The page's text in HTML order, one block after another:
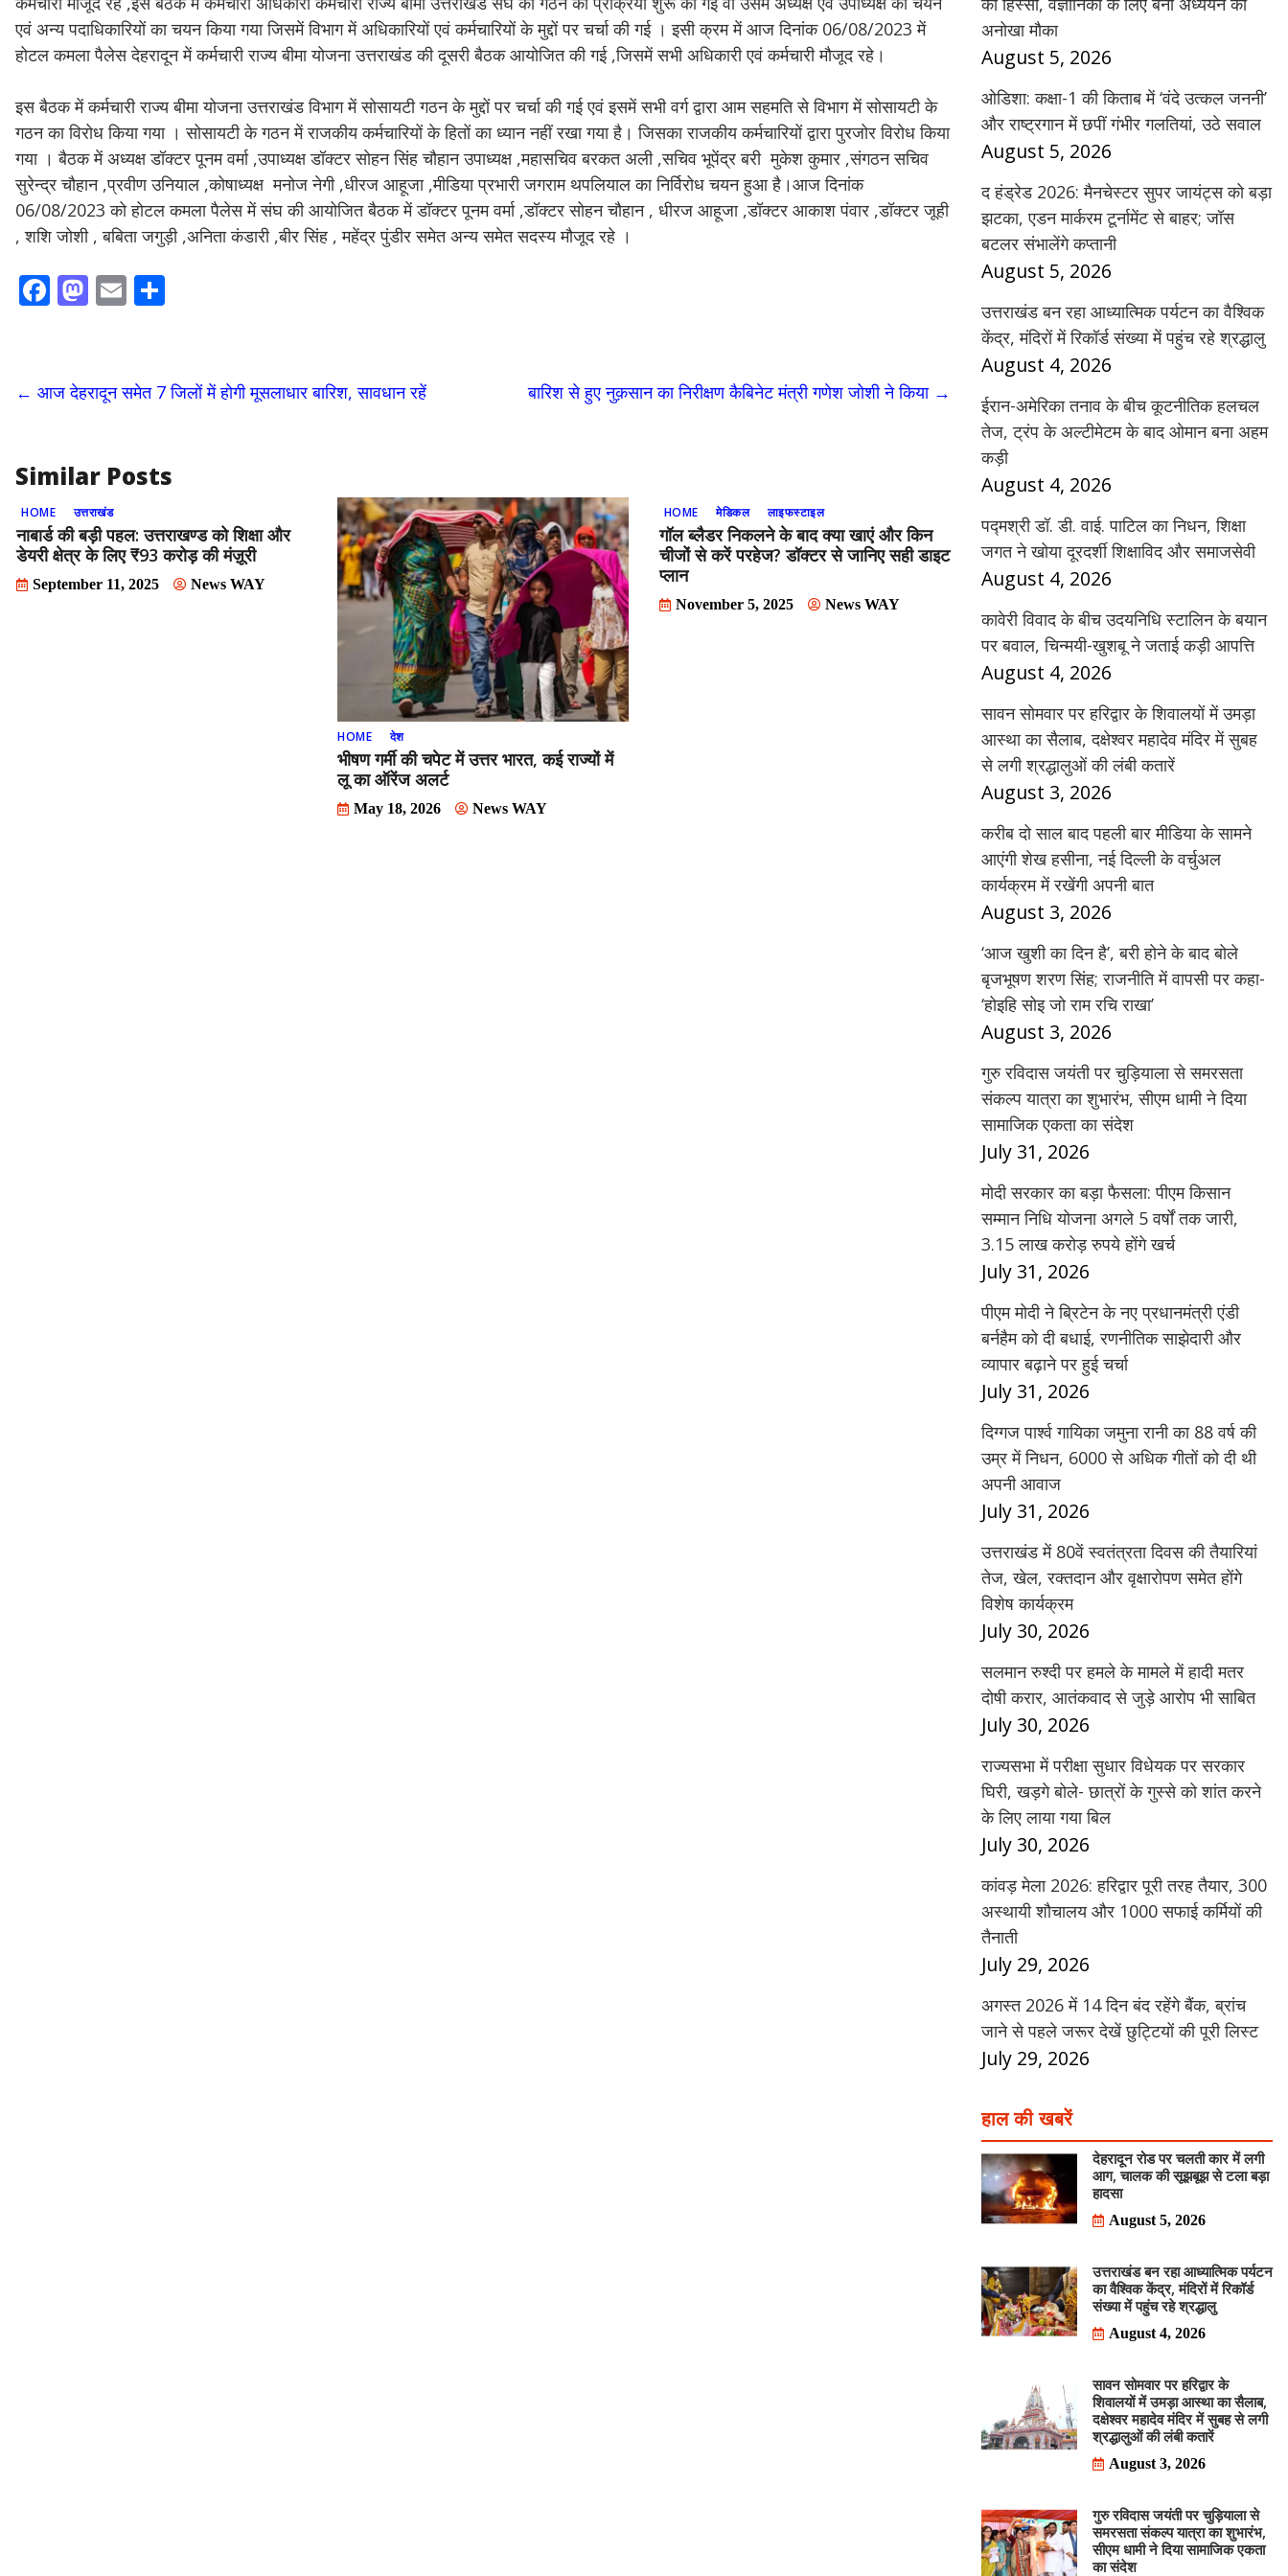
एवं अन्य पदाधिकारियों का चयन किया गया जिसमें विभाग में अधिकारियों एवं कर्मचारियों के मुद्दों पर चर्चा की गई । इसी क्रम में आज दिनांक 06/08/2023 में
होटल कमला पैलेस देहरादून में कर्मचारी राज्य बीमा योजना उत्तराखंड की दूसरी बैठक आयोजित की गई ,जिसमें सभी अधिकारी एवं कर्मचारी मौजूद रहे।
इस बैठक में कर्मचारी राज्य बीमा योजना उत्तराखंड विभाग में सोसायटी गठन के मुद्दों पर चर्चा की गई एवं इसमें सभी वर्ग द्वारा आम सहमति से विभाग में सोसायटी के
गठन का विरोध किया गया । सोसायटी के गठन में राजकीय कर्मचारियों के हितों का ध्यान नहीं रखा गया है। जिसका राजकीय कर्मचारियों द्वारा पुरजोर विरोध किया
गया । बैठक में अध्यक्ष डॉक्टर पूनम वर्मा ,उपाध्यक्ष डॉक्टर सोहन सिंह चौहान उपाध्यक्ष ,महासचिव बरकत अली ,सचिव भूपेंद्र बरी मुकेश कुमार ,संगठन सचिव
सुरेन्द्र चौहान ,प्रवीण उनियाल ,कोषाध्यक्ष मनोज नेगी ,धीरज आहूजा ,मीडिया प्रभारी जगराम थपलियाल का निर्विरोध चयन हुआ है।आज दिनांक
06/08/2023 को होटल कमला पैलेस में संघ की आयोजित बैठक में डॉक्टर पूनम वर्मा ,डॉक्टर सोहन चौहान , धीरज आहूजा ,डॉक्टर आकाश पंवार ,डॉक्टर जूही
, शशि जोशी , बबिता जगुड़ी ,अनिता कंडारी ,बीर सिंह , महेंद्र पुंडीर समेत अन्य समेत सदस्य मौजूद रहे ।
F
b
o
k
M
d
o
E
l e
← आज देहरादून समेत 7 जिलों में होगी मूसलाधार बारिश, सावधान रहें बारिश से हुए नुक़सान का निरीक्षण कैबिनेट मंत्री गणेश जोशी ने किया →
Similar Posts
HOME उत्तराखंड
नाबार्ड की बड़ी पहल: उत्तराखण्ड को शिक्षा और
डेयरी क्षेत्र के लिए ₹93 करोड़ की मंज़ूरी
September 11, 2025 News WAY
HOME देश
भीषण गर्मी की चपेट में उत्तर भारत, कई राज्यों में
लू का ऑरेंज अलर्ट
May 18, 2026 News WAY
HOME मेडिकल लाइफस्टाइल
गॉल ब्लैडर निकलने के बाद क्या खाएं और किन
चीजों से करें परहेज? डॉक्टर से जानिए सही डाइट
प्लान
November 5, 2025 News WAY
अनोखा मौका
August 5, 2026
ओडिशा: कक्षा-1 की किताब में ‘वंदे उत्कल जननी’
और राष्ट्रगान में छपीं गंभीर गलतियां, उठे सवाल
August 5, 2026
द हंड्रेड 2026: मैनचेस्टर सुपर जायंट्स को बड़ा
झटका, एडन मार्करम टूर्नामेंट से बाहर; जॉस
बटलर संभालेंगे कप्तानी
August 5, 2026
उत्तराखंड बन रहा आध्यात्मिक पर्यटन का वैश्विक
केंद्र, मंदिरों में रिकॉर्ड संख्या में पहुंच रहे श्रद्धालु
August 4, 2026
ईरान-अमेरिका तनाव के बीच कूटनीतिक हलचल
तेज, ट्रंप के अल्टीमेटम के बाद ओमान बना अहम
कड़ी
August 4, 2026
पद्मश्री डॉ. डी. वाई. पाटिल का निधन, शिक्षा
जगत ने खोया दूरदर्शी शिक्षाविद और समाजसेवी
August 4, 2026
कावेरी विवाद के बीच उदयनिधि स्टालिन के बयान
पर बवाल, चिन्मयी-खुशबू ने जताई कड़ी आपत्ति
August 4, 2026
सावन सोमवार पर हरिद्वार के शिवालयों में उमड़ा
आस्था का सैलाब, दक्षेश्वर महादेव मंदिर में सुबह
से लगी श्रद्धालुओं की लंबी कतारें
August 3, 2026
करीब दो साल बाद पहली बार मीडिया के सामने
आएंगी शेख हसीना, नई दिल्ली के वर्चुअल
कार्यक्रम में रखेंगी अपनी बात
August 3, 2026
‘आज खुशी का दिन है’, बरी होने के बाद बोले
बृजभूषण शरण सिंह; राजनीति में वापसी पर कहा-
‘होइहि सोइ जो राम रचि राखा’
August 3, 2026
गुरु रविदास जयंती पर चुड़ियाला से समरसता
संकल्प यात्रा का शुभारंभ, सीएम धामी ने दिया
सामाजिक एकता का संदेश
July 31, 2026
मोदी सरकार का बड़ा फैसला: पीएम किसान
सम्मान निधि योजना अगले 5 वर्षों तक जारी,
3.15 लाख करोड़ रुपये होंगे खर्च
July 31, 2026
पीएम मोदी ने ब्रिटेन के नए प्रधानमंत्री एंडी
बर्नहैम को दी बधाई, रणनीतिक साझेदारी और
व्यापार बढ़ाने पर हुई चर्चा
July 31, 2026
दिग्गज पार्श्व गायिका जमुना रानी का 88 वर्ष की
उम्र में निधन, 6000 से अधिक गीतों को दी थी
अपनी आवाज
July 31, 2026
उत्तराखंड में 80वें स्वतंत्रता दिवस की तैयारियां
तेज, खेल, रक्तदान और वृक्षारोपण समेत होंगे
विशेष कार्यक्रम
July 30, 2026
सलमान रुश्दी पर हमले के मामले में हादी मतर
दोषी करार, आतंकवाद से जुड़े आरोप भी साबित
July 30, 2026
राज्यसभा में परीक्षा सुधार विधेयक पर सरकार
घिरी, खड़गे बोले- छात्रों के गुस्से को शांत करने
के लिए लाया गया बिल
July 30, 2026
कांवड़ मेला 2026: हरिद्वार पूरी तरह तैयार, 300
अस्थायी शौचालय और 1000 सफाई कर्मियों की
तैनाती
July 29, 2026
अगस्त 2026 में 14 दिन बंद रहेंगे बैंक, ब्रांच
जाने से पहले जरूर देखें छुट्टियों की पूरी लिस्ट
July 29, 2026
हाल की खबरें
देहरादून रोड पर चलती कार में लगी
आग, चालक की सूझबूझ से टला बड़ा
हादसा
August 5, 2026
उत्तराखंड बन रहा आध्यात्मिक पर्यटन
का वैश्विक केंद्र, मंदिरों में रिकॉर्ड
संख्या में पहुंच रहे श्रद्धालु
August 4, 2026
सावन सोमवार पर हरिद्वार के
शिवालयों में उमड़ा आस्था का सैलाब,
दक्षेश्वर महादेव मंदिर में सुबह से लगी
श्रद्धालुओं की लंबी कतारें
August 3, 2026
गुरु रविदास जयंती पर चुड़ियाला से
समरसता संकल्प यात्रा का शुभारंभ,
सीएम धामी ने दिया सामाजिक एकता
का संदेश